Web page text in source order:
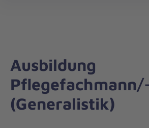
Ausbildung
(Generalistik)